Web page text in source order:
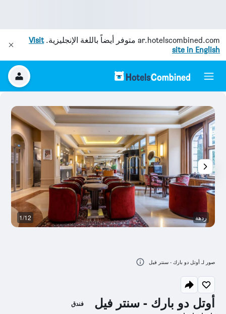
ar.hotelscombined.com متوفر أيضاً باللغة الإنجليزية.Visit
site in English
أوتل دو بارك - سنتر فيل فندق
ردهة 1/12
صور لـ أوتل دو بارك - سنتر فيل